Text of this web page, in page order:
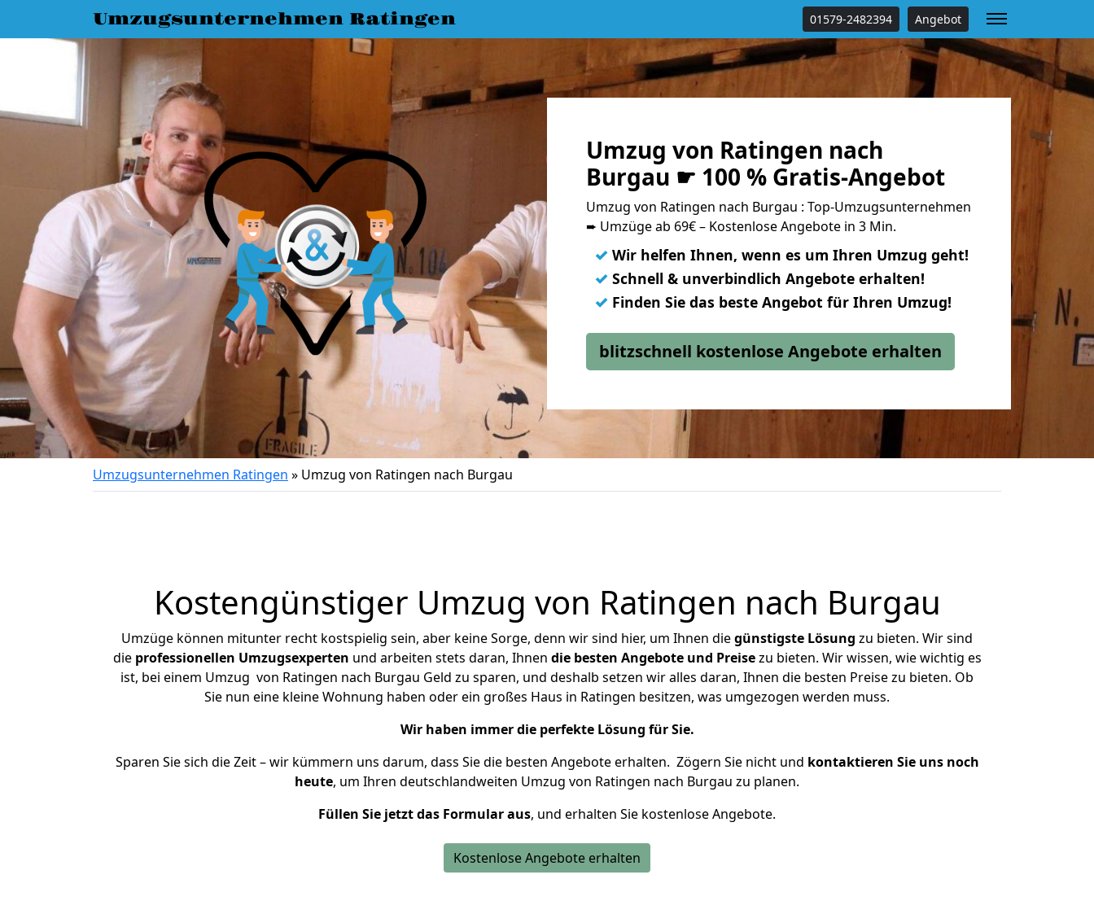
Umzugsunternehmen Ratingen 01579-2482394 Angebot
Umzug von Ratingen nach
Burgau ☛ 100 % Gratis-Angebot
Umzug von Ratingen nach Burgau : Top-Umzugsunternehmen
➨ Umzüge ab 69€ – Kostenlose Angebote in 3 Min.
✓ Wir helfen Ihnen, wenn es um Ihren Umzug geht!
✓ Schnell & unverbindlich Angebote erhalten!
✓ Finden Sie das beste Angebot für Ihren Umzug!
blitzschnell kostenlose Angebote erhalten
Umzugsunternehmen Ratingen » Umzug von Ratingen nach Burgau
Kostengünstiger Umzug von Ratingen nach Burgau
Umzüge können mitunter recht kostspielig sein, aber keine Sorge, denn wir sind hier, um Ihnen diegünstigste Lösung zu bieten. Wir sind
die professionellen Umzugsexperten und arbeiten stets daran, Ihnen die besten Angebote und Preisezu bieten. Wir wissen, wie wichtig es
ist, bei einem Umzug von Ratingen nach Burgau Geld zu sparen, und deshalb setzen wir alles daran, Ihnen die besten Preise zu bieten. Ob
Sie nun eine kleine Wohnung haben oder ein großes Haus in Ratingen besitzen, was umgezogen werden muss.
Wir haben immer die perfekte Lösung für Sie.
Sparen Sie sich die Zeit – wir kümmern uns darum, dass Sie die besten Angebote erhalten. Zögern Sie nicht und kontaktieren Sie uns noch
heute, um Ihren deutschlandweiten Umzug von Ratingen nach Burgau zu planen.
Füllen Sie jetzt das Formular aus, und erhalten Sie kostenlose Angebote.
Kostenlose Angebote erhalten